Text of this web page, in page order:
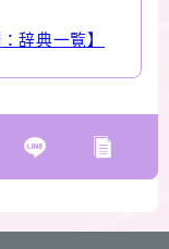
：辞典一覧】